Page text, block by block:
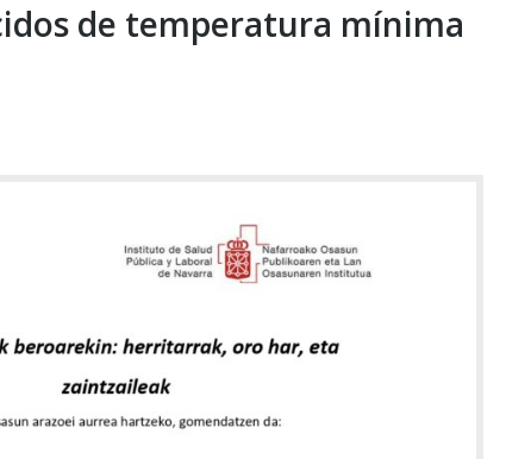
de temperatura mínima